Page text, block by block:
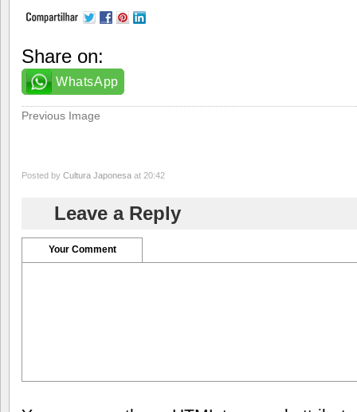
Share on:
WhatsApp
Previous Image
Posted by Cultura Japonesa at 20:42
Leave a Reply
Your Comment